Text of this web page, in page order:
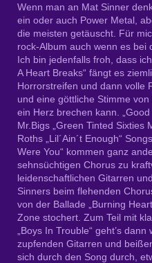
Wenn man an Mat Sinner
ein oder auch Power Metal,
die meisten getäuscht. Für
rock-Album auch wenn es bei
Ich bin jedenfalls froh, dass
A Heart Breaks“ fängt es
Horrorstreifen und dann volle
und eine göttliche Stimme
ein Herz brechen kann.
Mr.Bigs „Green Tinted Sixties
Roths „Lil´Ain´t Enough“
Were You“ kommen ganz
sehnsüchtigen Chorus zu
leidenschaftlichen Gitarren
Sinners beim flehenden
von der Ballade „Burning
Zone stochert. Zum Teil mit
„Boys In Trouble“ geht’s
zupfenden Gitarren und
sich durch den Song durch,